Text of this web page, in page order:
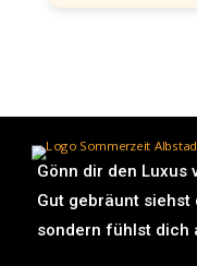
Gönn dir den Luxus
Gut gebräunt
sondern fühlst dich